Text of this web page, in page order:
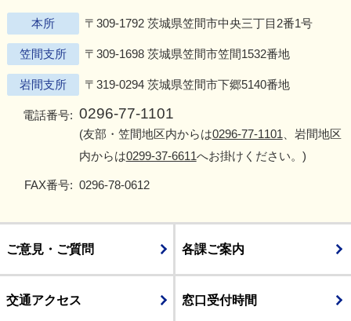
本所 〒309-1792 茨城県笠間市中央三丁目2番1号
笠間支所 〒309-1698 茨城県笠間市笠間1532番地
岩間支所 〒319-0294 茨城県笠間市下郷5140番地
電話番号: 0296-77-1101
(友部・笠間地区内からは0296-77-1101 、岩間地区
内からは0299-37-6611へお掛けください。)
FAX番号: 0296-78-0612
ご意見・ご質問 各課ご案内
交通アクセス 窓口受付時間